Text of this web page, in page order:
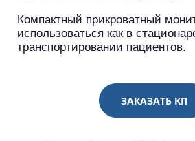
Компактный прикроватный
использоваться как в
транспортировании пациентов.
ЗАКАЗАТЬ КП